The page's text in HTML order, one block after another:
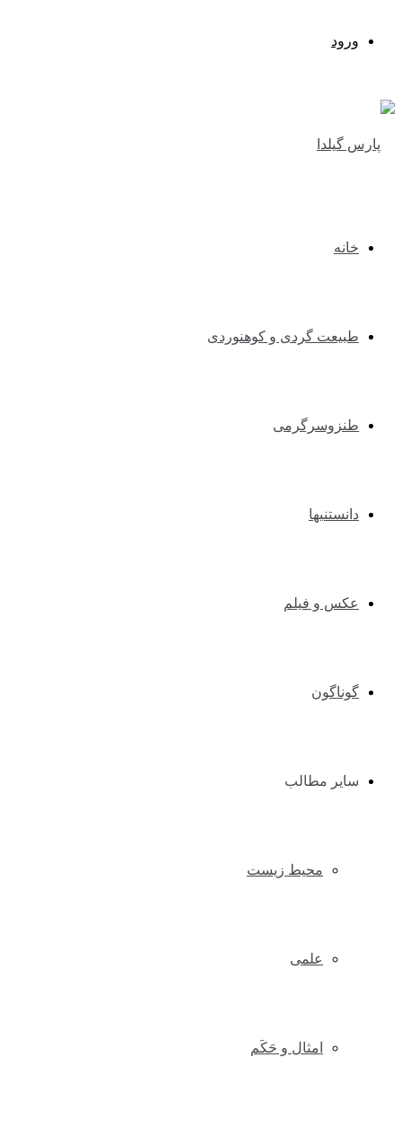
ورود
خانه
طبیعت گردی و کوهنوردی
طنزوسرگرمی
دانستنیها
عکس و فیلم
گوناگون
سایر مطالب
محیط زیست
علمی
امثال و حَکَم